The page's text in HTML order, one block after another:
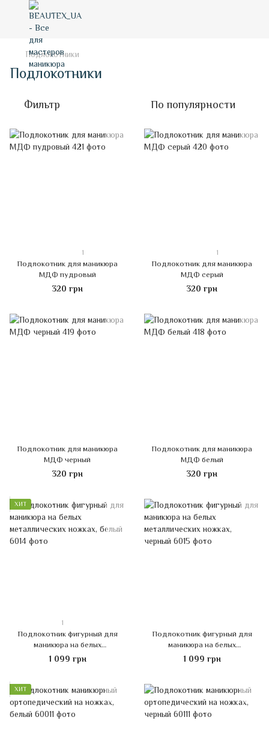
Подлокотники
Подлокотники
Фильтр По популярности
1
Подлокотник для маникюра
МДФ пудровый
320 грн
1
Подлокотник для маникюра
МДФ серый
320 грн
Подлокотник для маникюра
МДФ черный
320 грн
Подлокотник для маникюра
МДФ белый
320 грн
ХИТ
1
Подлокотник фигурный для
маникюра на белых
металлических ножках, белый
1 099 грн
Подлокотник фигурный для
маникюра на белых
металлических ножках, черный
1 099 грн
ХИТ